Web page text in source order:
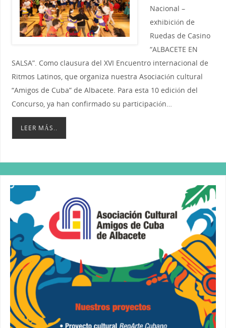
Nacional –
exhibición de
Ruedas de Casino
“ALBACETE EN
SALSA”. Como clausura del XVI Encuentro internacional de
Ritmos Latinos, que organiza nuestra Asociación cultural
“Amigos de Cuba” de Albacete. Para esta 10 edición del
Concurso, ya han confirmado su participación…
LEER MÁS..